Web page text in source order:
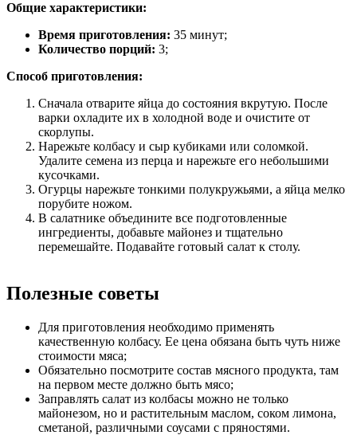
Общие характеристики:
Время приготовления: 35 минут;
Количество порций: 3;
Способ приготовления:
Сначала отварите яйца до состояния вкрутую. После
варки охладите их в холодной воде и очистите от
скорлупы.
Нарежьте колбасу и сыр кубиками или соломкой.
Удалите семена из перца и нарежьте его небольшими
кусочками.
Огурцы нарежьте тонкими полукружьями, а яйца мелко
порубите ножом.
В салатнике объедините все подготовленные
ингредиенты, добавьте майонез и тщательно
перемешайте. Подавайте готовый салат к столу.
Полезные советы
Для приготовления необходимо применять
качественную колбасу. Ее цена обязана быть чуть ниже
стоимости мяса;
Обязательно посмотрите состав мясного продукта, там
на первом месте должно быть мясо;
Заправлять салат из колбасы можно не только
майонезом, но и растительным маслом, соком лимона,
сметаной, различными соусами с пряностями.